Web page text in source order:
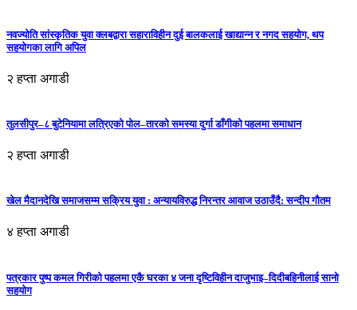
नवज्योति सांस्कृतिक युवा क्लबद्वारा सहाराविहीन दुई बालकलाई खाद्यान्न र नगद सहयोग, थप
सहयोगका लागि अपिल
२ हप्ता अगाडी
तुलसीपुर–८ बुटेनियामा लत्रिएको पोल–तारको समस्या दुर्गा डाँगीको पहलमा समाधान
२ हप्ता अगाडी
खेल मैदानदेखि समाजसम्म सक्रिय युवा : अन्यायविरुद्ध निरन्तर आवाज उठाउँदै: सन्दीप गौतम
४ हप्ता अगाडी
पत्रकार पुष्प कमल गिरीको पहलमा एकै घरका ४ जना दृष्टिविहीन दाजुभाइ–दिदीबहिनीलाई सानो
सहयोग